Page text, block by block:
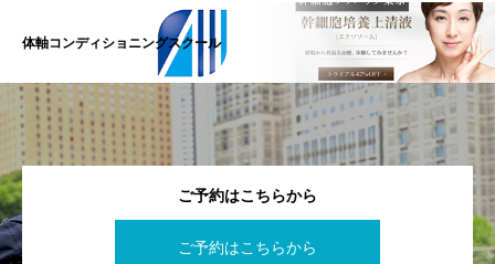
体軸コンディショニングスクール
ご予約はこちらから
ご予約はこちらから